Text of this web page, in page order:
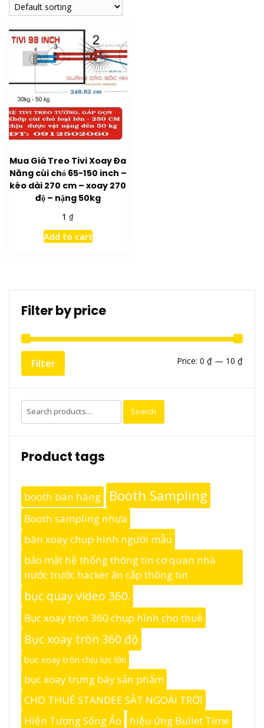
Mua Giá Treo Tivi Xoay Đa
Năng cùi chỏ 65-150 inch –
kéo dài 270 cm – xoay 270
độ – nặng 50kg
1 ₫
Add to cart
Filter by price
Min
Max
Filter Price: 0 ₫ — 10 ₫
Search
for:
Search
Product tags
booth bán hàng Booth Sampling
Booth sampling nhựa
bàn xoay chụp hình người mẫu
bảo mật hệ thống thông tin cơ quan nhà
nước trước hacker ăn cắp thông tin
bục quay video 360.
Bục xoay tròn 360 chụp hình cho thuê
Bục xoay tròn 360 độ
bục xoay tròn chịu lực lớn
bục xoay trưng bày sản phẩm
CHO THUÊ STANDEE SẮT NGOÀI TRỜI
Hiện Tượng Sống Ảo
hiệu ứng Bullet Time